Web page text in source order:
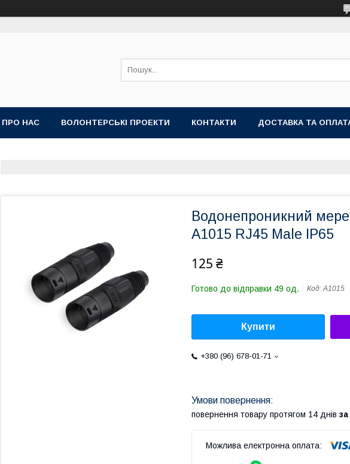
ПРО НАС ВОЛОНТЕРСЬКІ ПРОЕКТИ КОНТАКТИ ДОСТАВКА ТА
Водонепроникний
A1015 RJ45 Male IP65
125 ₴
Готово до відправки 49 од. Код:A1015
Купити
+380 (96) 678-01-71
повернення товару протягом 14 днів